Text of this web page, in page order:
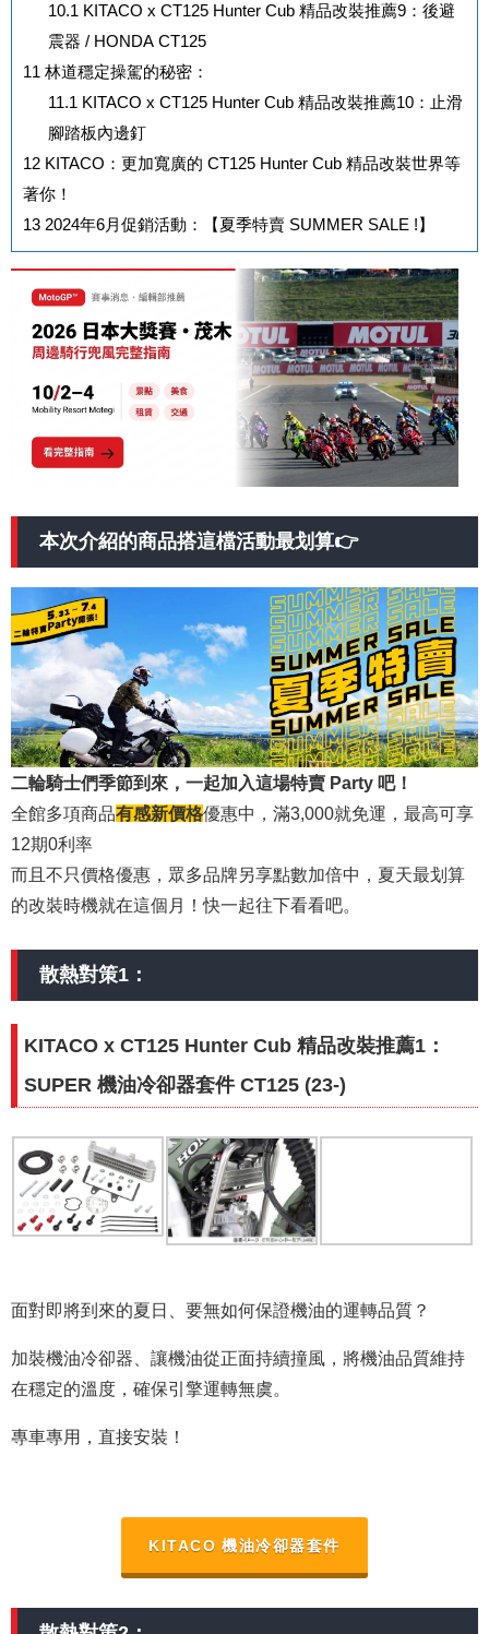
10.1
KITACO x CT125 Hunter Cub 精品改裝推薦9：後避
震器 / HONDA CT125
11 林道穩定操駕的秘密：
11.1
KITACO x CT125 Hunter Cub 精品改裝推薦10：止滑
腳踏板內邊釘
12 KITACO：更加寬廣的 CT125 Hunter Cub 精品改裝世界等
著你！
13 2024年6月促銷活動：【夏季特賣 SUMMER SALE !】
本次介紹的商品搭這檔活動最划算👉
二輪騎士們季節到來，一起加入這場特賣 Party 吧！
全館多項商品有感新價格優惠中，滿3,000就免運，最高可享
12期0利率
而且不只價格優惠，眾多品牌另享點數加倍中，夏天最划算
的改裝時機就在這個月！快一起往下看看吧。
散熱對策1：
KITACO x CT125 Hunter Cub 精品改裝推薦1：
SUPER 機油冷卻器套件 CT125 (23-)
面對即將到來的夏日、要無如何保證機油的運轉品質？
加裝機油冷卻器、讓機油從正面持續撞風，將機油品質維持
在穩定的溫度，確保引擎運轉無虞。
專車專用，直接安裝！
KITACO 機油冷卻器套件